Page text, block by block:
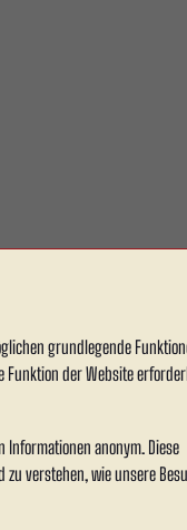
grundlegende
Funktion der Website
Informationen anonym. Diese
zu verstehen, wie unsere